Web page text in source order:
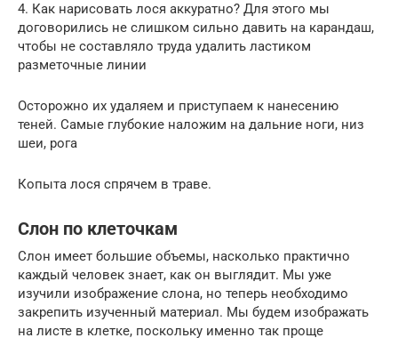
4. Как нарисовать лося аккуратно? Для этого мы
договорились не слишком сильно давить на карандаш,
чтобы не составляло труда удалить ластиком
разметочные линии
Осторожно их удаляем и приступаем к нанесению
теней. Самые глубокие наложим на дальние ноги, низ
шеи, рога
Копыта лося спрячем в траве.
Слон по клеточкам
Слон имеет большие объемы, насколько практично
каждый человек знает, как он выглядит. Мы уже
изучили изображение слона, но теперь необходимо
закрепить изученный материал. Мы будем изображать
на листе в клетке, поскольку именно так проще